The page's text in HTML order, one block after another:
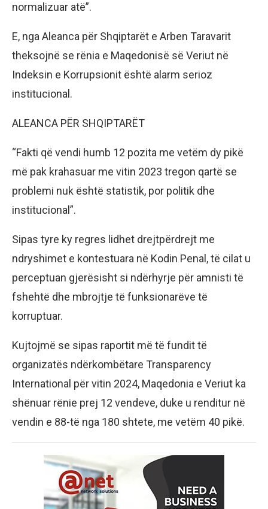
normalizuar atë”.
E, nga Aleanca për Shqiptarët e Arben Taravarit
theksojnë se rënia e Maqedonisë së Veriut në
Indeksin e Korrupsionit është alarm serioz
institucional.
ALEANCA PËR SHQIPTARËT
“Fakti që vendi humb 12 pozita me vetëm dy pikë
më pak krahasuar me vitin 2023 tregon qartë se
problemi nuk është statistik, por politik dhe
institucional”.
Sipas tyre ky regres lidhet drejtpërdrejt me
ndryshimet e kontestuara në Kodin Penal, të cilat u
perceptuan gjerësisht si ndërhyrje për amnisti të
fshehtë dhe mbrojtje të funksionarëve të
korruptuar.
Kujtojmë se sipas raportit më të fundit të
organizatës ndërkombëtare Transparency
International për vitin 2024, Maqedonia e Veriut ka
shënuar rënie prej 12 vendeve, duke u renditur në
vendin e 88-të nga 180 shtete, me vetëm 40 pikë.